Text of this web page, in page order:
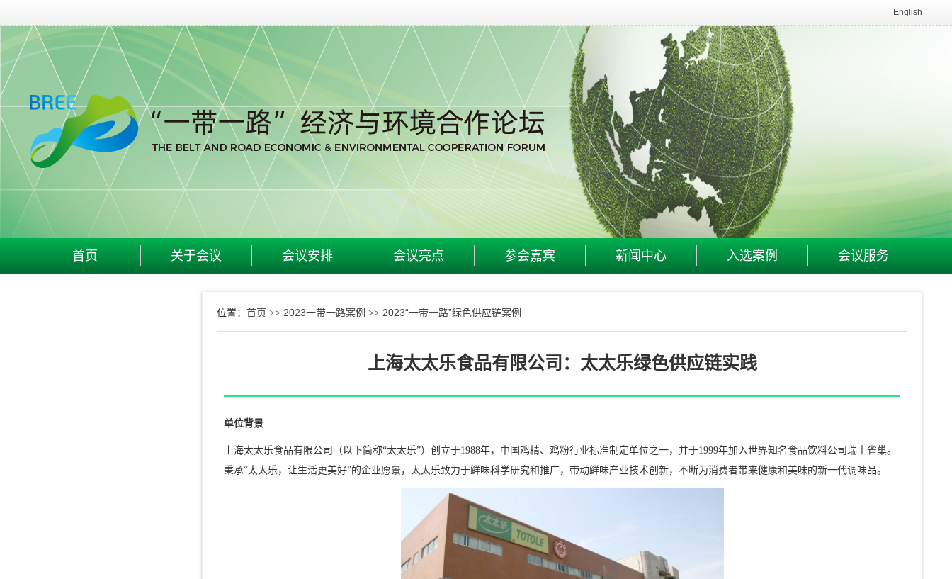
English
首页 关于会议 会议安排 会议亮点 参会嘉宾 新闻中心 入选案例 会议服务
位置： 首页 >> 2023一带一路案例 >> 2023“一带一路”绿色供应链案例
上海太太乐食品有限公司：太太乐绿色供应链实践
单位背景
上海太太乐食品有限公司（以下简称“太太乐”）创立于1988年，中国鸡精、鸡粉行业标准制定单位之一，并于1999年加入世界知名食品饮料公司瑞士雀巢。
秉承“太太乐，让生活更美好”的企业愿景，太太乐致力于鲜味科学研究和推广，带动鲜味产业技术创新，不断为消费者带来健康和美味的新一代调味品。